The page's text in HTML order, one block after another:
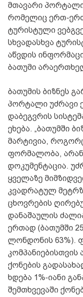
მთავარი პორტალი
რომელიც ერთ-
ტურისტული
სხვადასხვა
აწვდის
ბათუმი
ბათუმის ბიზნეს
პორტალი უძრავი
დაბეგვრის
ეხება. „ბათუმში
მარტივია,
ფორმალობა,
დოკუმენტაცია.
ყველაზე
კვადრატულ
ცხოვრების
დანაშაულის
ერთად (ბათუმში
ლონდონის 63%).
კომპანიებისთვის
ქონების
ხდება 1%-იანი
შემთხვევაში